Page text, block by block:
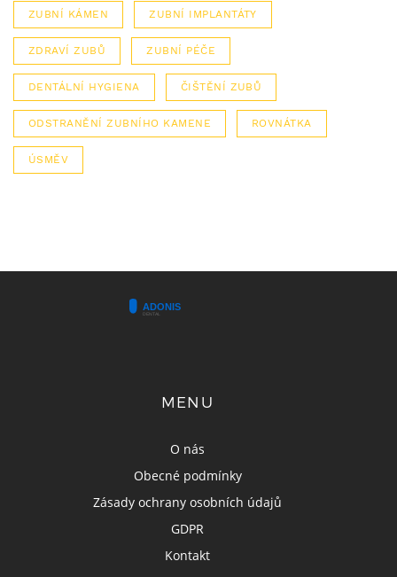
ZUBNÍ KÁMEN ZUBNÍ IMPLANTÁTY
ZDRAVÍ ZUBŮ ZUBNÍ PÉČE
DENTÁLNÍ HYGIENA ČIŠTĚNÍ ZUBŮ
ODSTRANĚNÍ ZUBNÍHO KAMENE ROVNÁTKA
ÚSMĚV
MENU
O nás
Obecné podmínky
Zásady ochrany osobních údajů
GDPR
Kontakt